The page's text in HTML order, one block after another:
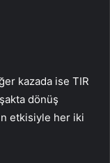
kazada ise TIR
dönüş
etkisiyle her iki